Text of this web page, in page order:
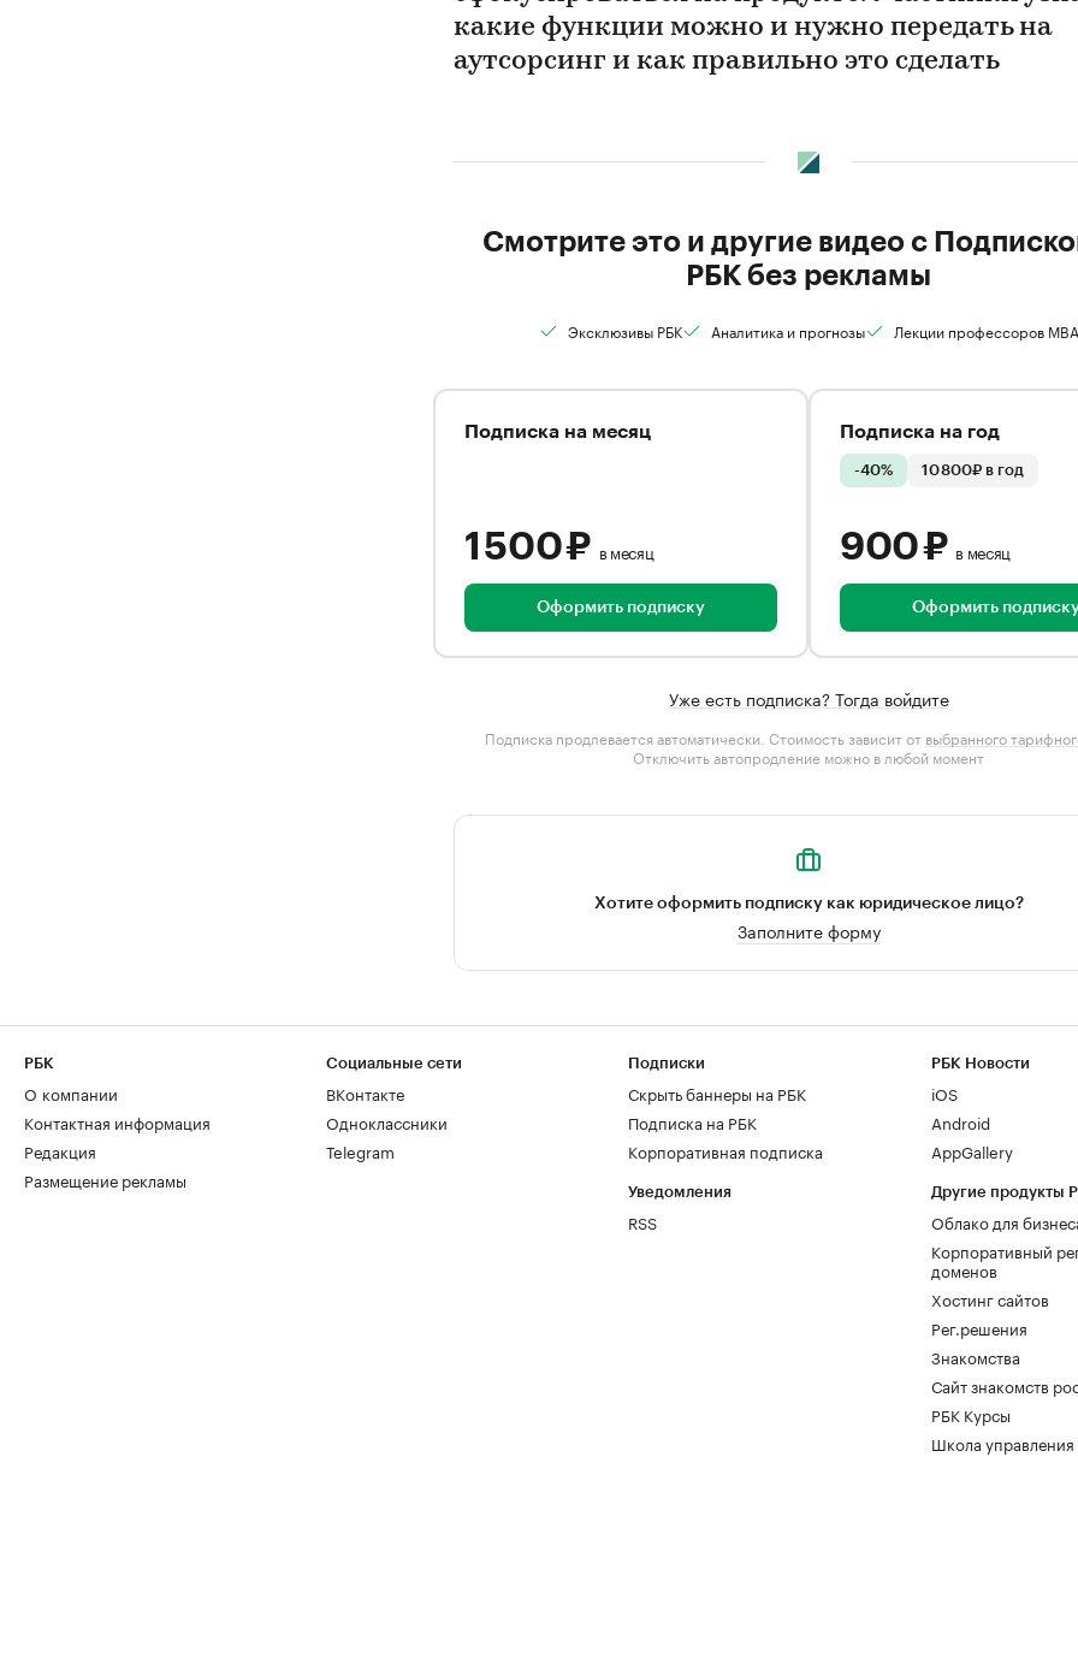
какие функции можно и нужно передать на
аутсорсинг и как правильно это сделать
Смотрите это и другие видео с
РБК без рекламы
Эксклюзивы РБК Аналитика и прогнозы Лекции профессоров MBA
Подписка на месяц
1 500 ₽ в месяц
Оформить подписку
Подписка на год
-40% 10 800₽ в год
900 ₽ в месяц
Оформить
Уже есть подписка? Тогда войдите
Подписка продлевается автоматически. Стоимость зависит от выбранного
Отключить автопродление можно в любой момент
Хотите оформить подписку как юридическое лицо?
Заполните форму
РБК
О компании
Контактная информация
Редакция
Размещение рекламы
Социальные сети
ВКонтакте
Одноклассники
Telegram
Подписки
Скрыть баннеры на РБК
Подписка на РБК
Корпоративная подписка
Уведомления
RSS
РБК Новости
iOS
Android
AppGallery
Другие продукты
Облако для
Корпоративный
доменов
Хостинг сайтов
Рег.решения
Знакомства
Сайт знакомств
РБК Курсы
Школа